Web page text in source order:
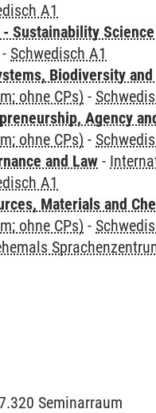
A1
Sustainability Science
- Schwedisch A1
Biodiversity
ohne CPs) -
Agency
ohne CPs) -
and Law -
A1
Materials and
ohne CPs) -
Seminarraum